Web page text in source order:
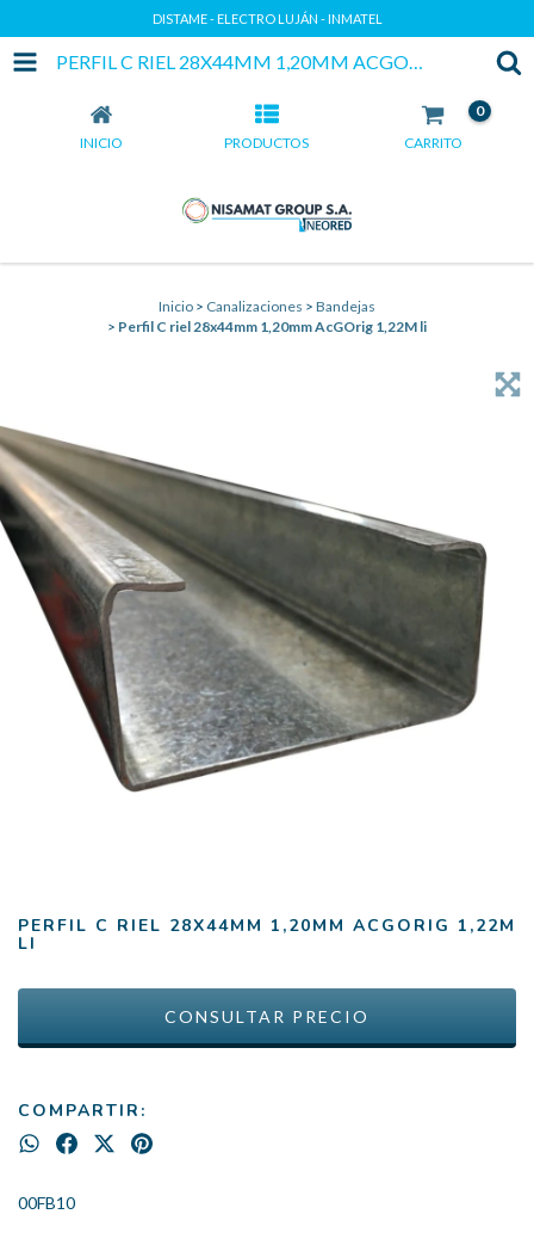
DISTAME - ELECTRO LUJÁN - INMATEL
PERFIL C RIEL 28X44MM 1,20MM ACGORIG 1,22M LI
INICIO PRODUCTOS CARRITO
0
Inicio > Canalizaciones > Bandejas
> Perfil C riel 28x44mm 1,20mm AcGOrig 1,22M li
PERFIL C RIEL 28X44MM 1,20MM ACGORIG 1,22M
LI
COMPARTIR:
00FB10